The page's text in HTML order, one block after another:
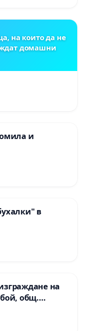
на които да не
домашни
и
в
на
общ.